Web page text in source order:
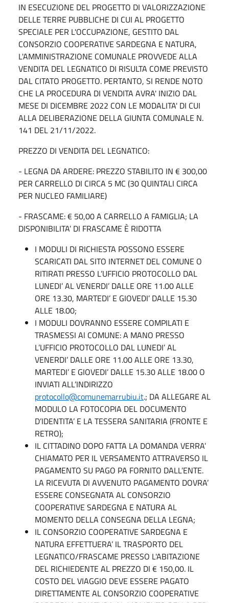
IN ESECUZIONE DEL PROGETTO DI VALORIZZAZIONE
DELLE TERRE PUBBLICHE DI CUI AL PROGETTO
SPECIALE PER L'OCCUPAZIONE, GESTITO DAL
CONSORZIO COOPERATIVE SARDEGNA E NATURA,
L'AMMINISTRAZIONE COMUNALE PROVVEDE ALLA
VENDITA DEL LEGNATICO DI RISULTA COME PREVISTO
DAL CITATO PROGETTO. PERTANTO, SI RENDE NOTO
CHE LA PROCEDURA DI VENDITA AVRA' INIZIO DAL
MESE DI DICEMBRE 2022 CON LE MODALITA' DI CUI
ALLA DELIBERAZIONE DELLA GIUNTA COMUNALE N.
141 DEL 21/11/2022.
PREZZO DI VENDITA DEL LEGNATICO:
- LEGNA DA ARDERE: PREZZO STABILITO IN € 300,00
PER CARRELLO DI CIRCA 5 MC (30 QUINTALI CIRCA
PER NUCLEO FAMILIARE)
- FRASCAME: € 50,00 A CARRELLO A FAMIGLIA; LA
DISPONIBILITA’ DI FRASCAME È RIDOTTA
I MODULI DI RICHIESTA POSSONO ESSERE
SCARICATI DAL SITO INTERNET DEL COMUNE O
RITIRATI PRESSO L’UFFICIO PROTOCOLLO DAL
LUNEDI’ AL VENERDI’ DALLE ORE 11.00 ALLE
ORE 13.30, MARTEDI’ E GIOVEDI’ DALLE 15.30
ALLE 18.00;
I MODULI DOVRANNO ESSERE COMPILATI E
TRASMESSI Al COMUNE: A MANO PRESSO
L’UFFICIO PROTOCOLLO DAL LUNEDI’ AL
VENERDI’ DALLE ORE 11.00 ALLE ORE 13.30,
MARTEDI’ E GIOVEDI’ DALLE 15.30 ALLE 18.00 O
INVIATI ALL’INDIRIZZO
protocollo@comunemarrubiu.it.; DA ALLEGARE AL
MODULO LA FOTOCOPIA DEL DOCUMENTO
D’IDENTITA’ E LA TESSERA SANITARIA (FRONTE E
RETRO);
IL CITTADINO DOPO FATTA LA DOMANDA VERRA’
CHIAMATO PER IL VERSAMENTO ATTRAVERSO IL
PAGAMENTO SU PAGO PA FORNITO DALL’ENTE.
LA RICEVUTA DI AVVENUTO PAGAMENTO DOVRA’
ESSERE CONSEGNATA AL CONSORZIO
COOPERATIVE SARDEGNA E NATURA AL
MOMENTO DELLA CONSEGNA DELLA LEGNA;
IL CONSORZIO COOPERATIVE SARDEGNA E
NATURA EFFETTUERA’ IL TRASPORTO DEL
LEGNATICO/FRASCAME PRESSO L'ABITAZIONE
DEL RICHIEDENTE AL PREZZO DI € 150,00. IL
COSTO DEL VIAGGIO DEVE ESSERE PAGATO
DIRETTAMENTE AL CONSORZIO COOPERATIVE